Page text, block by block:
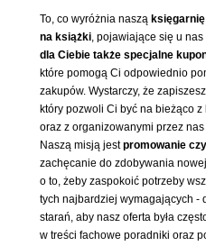
To, co wyróżnia naszą
na książki, pojawiające się u
dla Ciebie także specjalne
które pomogą Ci odpowiednio
zakupów. Wystarczy, że
który pozwoli Ci być na bieżąco
oraz z organizowanymi przez nas
Naszą misją jestpromowanie
zachęcanie do zdobywania
o to, żeby zaspokoić potrzeby
tych najbardziej wymagających -
starań, aby nasz oferta była
w treści fachowe poradniki oraz